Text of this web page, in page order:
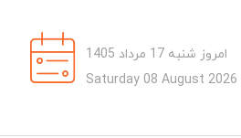
امروز شنبه 17 مرداد 1405
Saturday 08 August 2026